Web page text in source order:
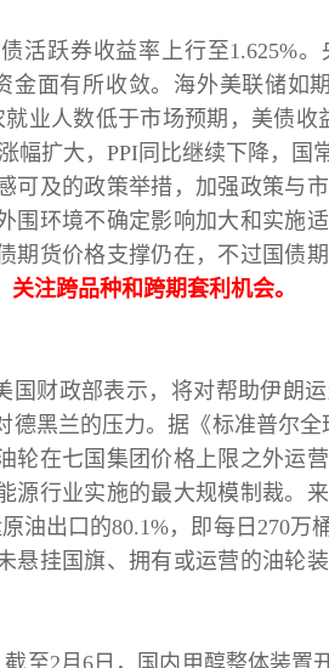
活跃券收益率上行至1.625%
金面有所收敛。海外美联储如
业人数低于市场预期，美债
幅扩大，PPI同比继续下降，国
可及的政策举措，加强政策与
围环境不确定影响加大和实施
期货价格支撑仍在，不过国债
注跨品种和跨期套利机会。
国财政部表示，将对帮助伊朗
德黑兰的压力。据《标准普尔
轮在七国集团价格上限之外运
源行业实施的最大规模制裁。
油出口的80.1%，即每日270万
悬挂国旗、拥有或运营的油轮
截至2月6日，国内甲醇整体装置